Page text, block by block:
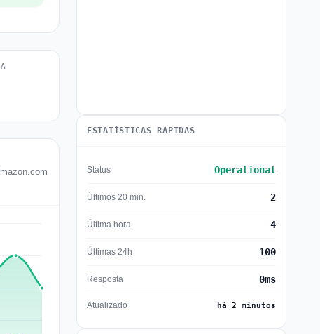
ESTATÍSTICAS RÁPIDAS
Status Operational
Últimos 20 min. 2
Última hora 4
Últimas 24h 100
Resposta 0ms
Atualizado há 2 minutos